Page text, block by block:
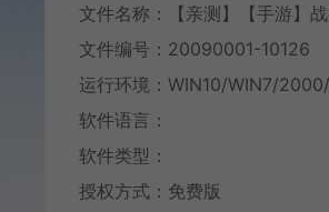
文件名称：【亲测】【手游】
文件编号：20090001-10126
运行环境：WIN10/WIN7/
软件语言：
软件类型：
授权方式：免费版